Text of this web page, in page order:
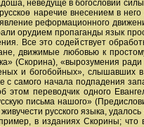
неведуще в богословии
наречие внесением в
реформационного
орудием пропаганды язык
Все это содействует
движимые любовью к
(Скорина), «вырозумения
и богобойных», слышавших
начала подпадения
переводчик одного
письма нашого»
русского языка,
в изданиях Скорины;